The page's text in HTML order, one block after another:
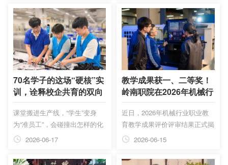
才培养、产教融合模式创新与产
业学院共建。
70名学子的这场“硬核”实
训，诠释校企共育的双向
奔赴
课堂搬进生产线，“学生”变身
为“准员工”，会碰撞出怎样的化
学反应？6月初，广东岭南现代
学子，带着满满期许走进比亚迪
2026-06-17
教学成果获一、二等奖！
岭南职院在2026年机械行
业职业教育教学成果评价
中斩获佳绩
近日，2026年机械行业职业教
育教学成果评价评审结果正式揭
晓。本次评选由中国机械工业教
联合主办。广东岭南职业技术学
2026-06-15